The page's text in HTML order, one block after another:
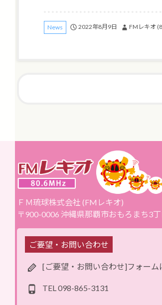
News 2022年8月9日 FMレキオ
ＦＭ琉球株式会社 (FMレキオ)
〒900-0006 沖縄県那覇市おもろまち3
ご要望・お問い合わせ
[ご要望・お問い合わせ]フォーム
TEL098-865-3131